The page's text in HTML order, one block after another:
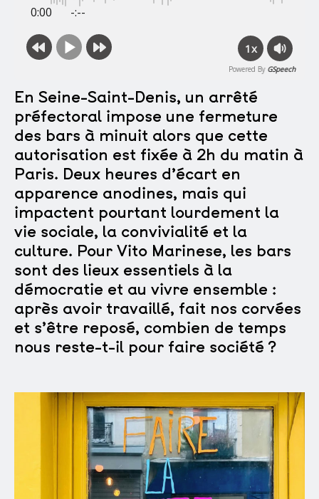
0:00 -:--
1x
Powered By GSpeech
En Seine-Saint-Denis, un arrêté
préfectoral impose une fermeture
des bars à minuit alors que cette
autorisation est fixée à 2h du matin à
Paris. Deux heures d’écart en
apparence anodines, mais qui
impactent pourtant lourdement la
vie sociale, la convivialité et la
culture. Pour Vito Marinese, les bars
sont des lieux essentiels à la
démocratie et au vivre ensemble :
après avoir travaillé, fait nos corvées
et s’être reposé, combien de temps
nous reste-t-il pour faire société ?